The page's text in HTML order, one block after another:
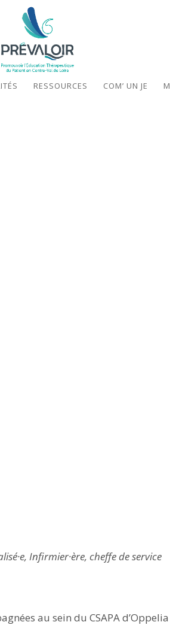
RESSOURCES COM’ UN JE
Infirmier·ère, cheffe de service
au sein du CSAPA d’Oppelia